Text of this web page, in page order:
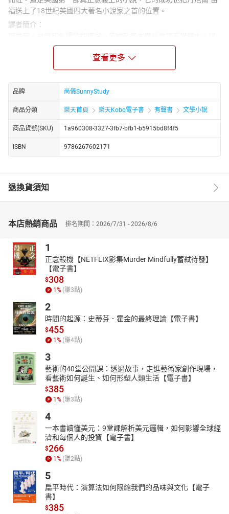
福送上了18世紀英國四大著名小說家之首的位置。
譯者簡介：
翻譯·托爾金的作品如《魔戒》、《精靈寶鑽》、《胡林的子女》、
《貝倫與露西恩》、《剛多林的陷落》聞名，同時也譯有《納尼亞
傳奇》、《飢餓遊戲三部曲》等多部文學書籍。
【說書人簡介】
尚儀有聲製播中心｜馬國堯
尚儀有聲製播中心是專業的有聲出版品製作與發行單位，集結了台
而努力。馬國堯，專業配音員，也身兼舞台劇演員、電視劇演員、
配音課程講師、電影口述者等職務的多棲表演藝術工作者。現為尚
儀有聲製播中心特約配音員。
18世紀的英國，航海就像今天的互聯網和人工智慧一樣，是一片創
業的熱土。帶著闖出一番事業的決心，年輕的魯濱遜沒有聽從父親
安于清靜悠閒的生活，他再次加入了一趟販運黑奴的冒險航行，並
在這裡，他不得不利用僅有的工具打獵、開墾，艱難求生……他活下
來了，憑著勇敢、堅毅、智慧、勤勞重建文明，然而這段孤獨的日
子一過就是28年，從內而外地徹底改變了魯濱遜的內心信仰和人生
有聲出版：尚儀數位學習
【目錄】
1_ 版權宣告
2_ 書籍介紹
3_ 作者與說書人介紹
4_ 目錄
5_ 第一章 人生的起點
6_ 第二章 奴役與逃脫
7_ 第三章 荒島遇難
8_ 第四章 島上第一周
10_ 第六章 生病以及良心有愧
11_ 第七章 務農體驗
12_ 第八章 島上探險
13_ 第九章 小船
14_ 第十章 馴養山羊
15_ 第十一章 沙灘上的人類腳印
16_ 第十二章 隱退的山洞
17_ 第十三章 遇難的西班牙船
18_ 第十四章 夢想實現
查看更多
品牌 尚儀SunnyStudy
商品分類 樂天首頁 樂天Kobo電子書 有聲書 文學小說
商品貨號(SKU) 1a960308-3327-3fb7-bfb1-b5915bd8f4f5
ISBN 9786267602171
退換貨須知
本店熱銷商品 排名期間：2026/7/31 - 2026/8/6
1
正念殺機【NETFLIX影集Murder Mindfully蓄弒待發】
【電子書】
$308
1 % (賺3點)
2
時間的起源：史蒂芬．霍金的最終理論【電子書】
$455
1 % (賺4點)
3
藝術的40堂公開課：透過故事，走進藝術家創作現場，
看藝術如何誕生、如何形塑人類生活【電子書】
$385
1 % (賺3點)
4
一本書讀懂美元：9堂課解析美元邏輯，如何影響全球經
濟和每個人的投資【電子書】
$266
1 % (賺2點)
5
扁平時代：演算法如何限縮我們的品味與文化【電子
書】
$385